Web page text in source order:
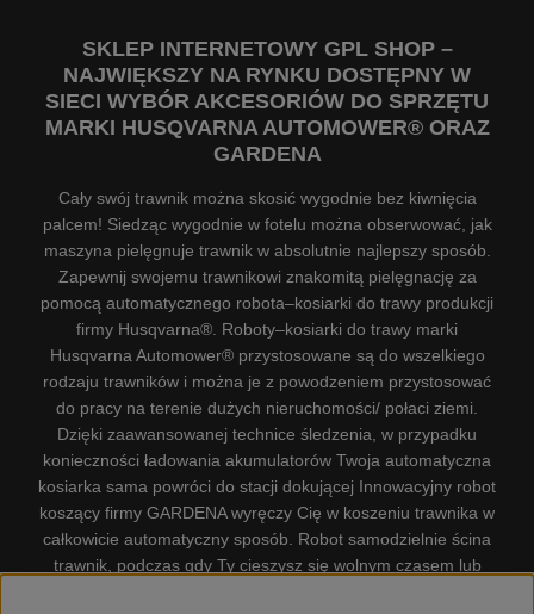
SKLEP INTERNETOWY GPL SHOP –
NAJWIĘKSZY NA RYNKU DOSTĘPNY W
SIECI WYBÓR AKCESORIÓW DO SPRZĘTU
MARKI HUSQVARNA AUTOMOWER® ORAZ
GARDENA
Cały swój trawnik można skosić wygodnie bez kiwnięcia
palcem! Siedząc wygodnie w fotelu można obserwować, jak
maszyna pielęgnuje trawnik w absolutnie najlepszy sposób.
Zapewnij swojemu trawnikowi znakomitą pielęgnację za
pomocą automatycznego robota–kosiarki do trawy produkcji
firmy Husqvarna®. Roboty–kosiarki do trawy marki
Husqvarna Automower® przystosowane są do wszelkiego
rodzaju trawników i można je z powodzeniem przystosować
do pracy na terenie dużych nieruchomości/ połaci ziemi.
Dzięki zaawansowanej technice śledzenia, w przypadku
konieczności ładowania akumulatorów Twoja automatyczna
kosiarka sama powróci do stacji dokującej Innowacyjny robot
koszący firmy GARDENA wyręczy Cię w koszeniu trawnika w
całkowicie automatyczny sposób. Robot samodzielnie ścina
trawnik, podczas gdy Ty cieszysz się wolnym czasem lub